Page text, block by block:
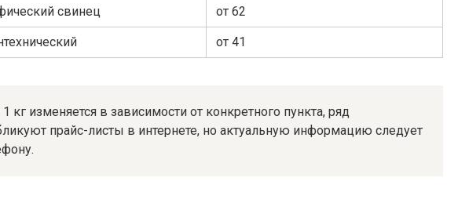
свинец от 62
от 41
кг изменяется в зависимости от конкретного пункта, ряд
прайс-листы в интернете, но актуальную информацию следует